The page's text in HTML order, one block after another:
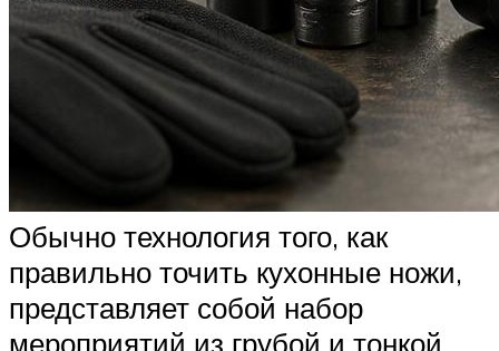
Обычно технология того, как
правильно точить кухонные ножи,
представляет собой набор
мероприятий из грубой и тонкой